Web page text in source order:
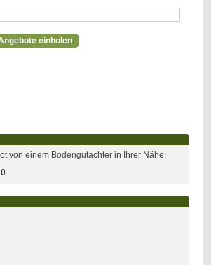
von einem Bodengutachter in Ihrer Nähe: